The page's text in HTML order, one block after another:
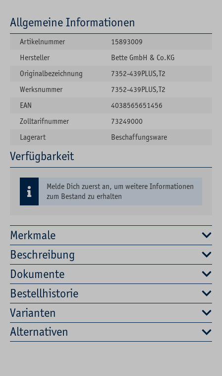
Merkmale
Beschreibung
Dokumente
Bestellhistorie
Varianten
Alternativen
Allgemeine Informationen
Artikelnummer
15893009
Hersteller
Bette GmbH & Co.KG
Originalbezeichnung
7352-439PLUS,T2
Werksnummer
7352-439PLUS,T2
EAN
4038565651456
Zolltarifnummer
73249000
Lagerart
Beschaffungsware
Verfügbarkeit
Melde Dich zuerst an, um weitere Informationen
zum Bestand zu erhalten